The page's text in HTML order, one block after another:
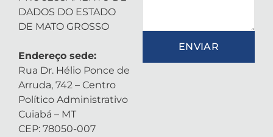
DADOS DO ESTADO
DE MATO GROSSO
Endereço sede:
Rua Dr. Hélio Ponce de
Arruda, 742 – Centro
Político Administrativo
Cuiabá – MT
CEP: 78050-007
ENVIAR